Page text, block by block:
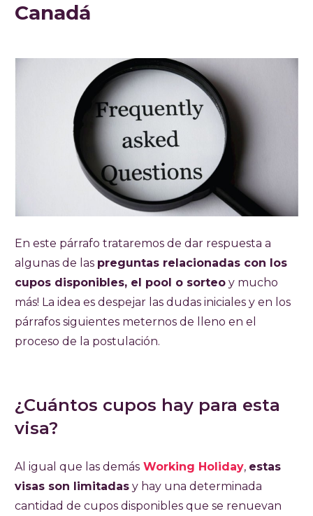
Canadá
En este párrafo trataremos de dar respuesta a
algunas de las preguntas relacionadas con los
cupos disponibles, el pool o sorteo y mucho
más! La idea es despejar las dudas iniciales y en los
párrafos siguientes meternos de lleno en el
proceso de la postulación.
¿Cuántos cupos hay para esta
visa?
Al igual que las demás Working Holiday, estas
visas son limitadas y hay una determinada
cantidad de cupos disponibles que se renuevan